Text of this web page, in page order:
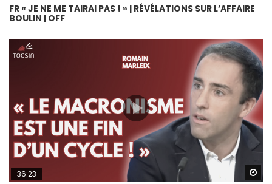
FR « JE NE ME TAIRAI PAS ! » | RÉVÉLATIONS SUR L’AFFAIRE
BOULIN | OFF
36:23